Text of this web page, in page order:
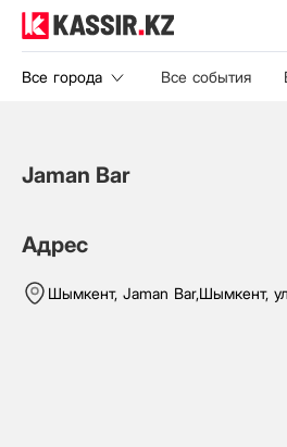
Все города Все события
Jaman Bar
Адрес
Шымкент, Jaman Bar,Шымкент,